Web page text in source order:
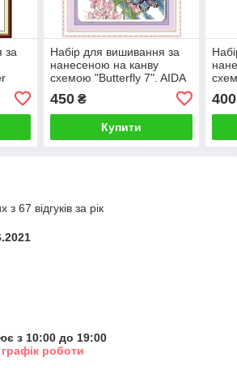
за
Набір для вишивання за
нанесеною на канву
схемою "Butterfly 7". AIDA
450₴
Купити
400
67 відгуків за рік
з 10:00 до 19:00
роботи